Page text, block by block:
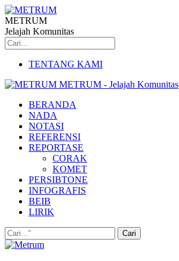
METRUM
Jelajah Komunitas
TENTANG KAMI
METRUM - Jelajah Komunitas
BERANDA
NADA
NOTASI
REFERENSI
REPORTASE
CORAK
KOMET
PERSIBTONE
INFOGRAFIS
BEIB
LIRIK